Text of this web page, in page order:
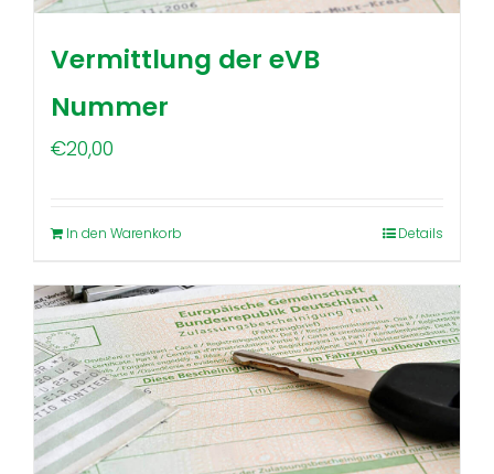
Vermittlung der eVB
Nummer
€20,00
In den Warenkorb Details